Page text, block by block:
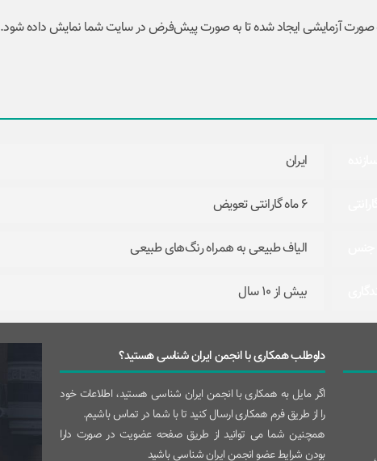
آزمایشی ایجاد شده تا به صورت پیش‌فرض در سایت شما نمایش داده شود.
ایران
۶ ماه گارانتی تعویض
الیاف طبیعی به همراه رنگ‌های طبیعی
بیش از ۱۰ سال
داوطلب همکاری با انجمن ایران شناسی هستید؟
اگر مایل به همکاری با انجمن ایران شناسی هستید، اطلاعات خود
را از طریق فرم همکاری ارسال کنید تا با شما در تماس باشیم.
همچنین شما می توانید از طریق صفحه عضویت در صورت دارا
بودن شرایط عضو انجمن ایران شناسی باشید